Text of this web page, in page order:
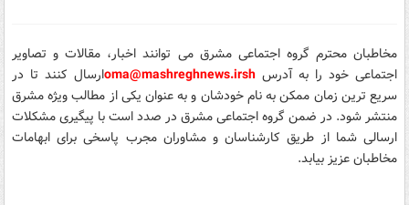
مخاطبان محترم گروه اجتماعی مشرق می توانند اخبار، مقالات و تصاویر
اجتماعی خود را به آدرسsh
oma@mashreghnews.irارسال کنند تا در
سریع ترین زمان ممکن به نام خودشان و به عنوان یکی از مطالب ویژه مشرق
منتشر شود. در ضمن گروه اجتماعی مشرق در صدد است با پیگیری مشکلات
ارسالی شما از طریق کارشناسان و مشاوران مجرب پاسخی برای ابهامات
مخاطبان عزیز بیابد.